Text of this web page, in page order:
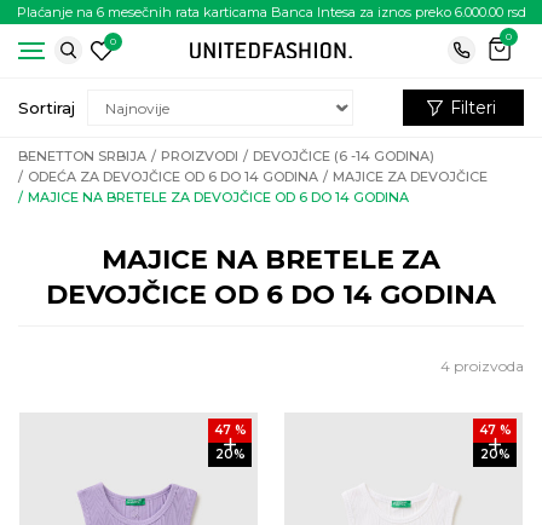
Plaćanje na 6 mesečnih rata karticama Banca Intesa za iznos preko 6.000.00 rsd
0
0
BENETTON SRBIJA PROIZVODI
DEVOJČICE (6 -14 GODINA)
ODEĆA ZA DEVOJČICE OD 6 DO 14 GODINA
MAJICE ZA DEVOJČICE
MAJICE NA BRETELE ZA DEVOJČICE OD 6 DO 14 GODINA
MAJICE NA BRETELE ZA
DEVOJČICE OD 6 DO 14 GODINA
Sortiraj Filteri
4 proizvoda
47 %
20%
47 %
20%